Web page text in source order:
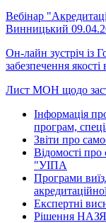
Вебінар
Винницький
Он-лайн зустріч із
забезпечення
Лист МОН щодо
Інформація
програм,
Звіти про
Відомості
"УІПА
Програми
Експертні
Рішення